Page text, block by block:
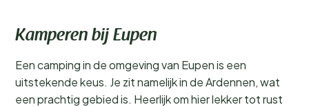
Kamperen bij Eupen
Een camping in de omgeving van Eupen is een
uitstekende keus. Je zit namelijk in de Ardennen, wat
een prachtig gebied is. Heerlijk om hier lekker tot rust